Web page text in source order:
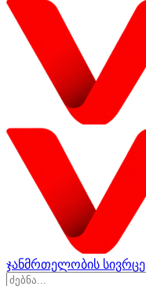
ჯანმრთელობის სივრცე